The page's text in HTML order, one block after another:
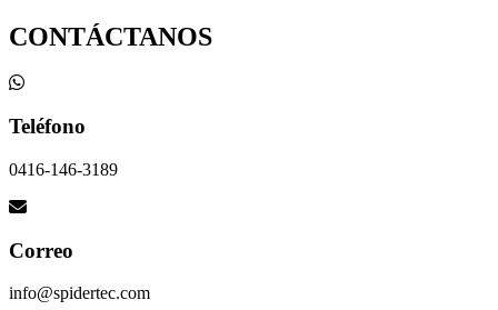
CONTÁCTANOS
Teléfono
0416-146-3189
Correo
info@spidertec.com